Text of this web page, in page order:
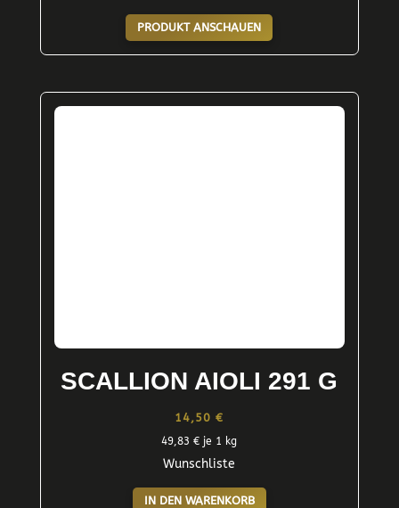
PRODUKT ANSCHAUEN
SCALLION AIOLI 291 G
14,50€
49,83€ je 1 kg
Wunschliste
IN DEN WARENKORB